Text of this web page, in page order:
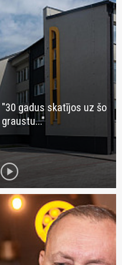
"30 gadus skatījos uz šo
graustu..."
play_circle